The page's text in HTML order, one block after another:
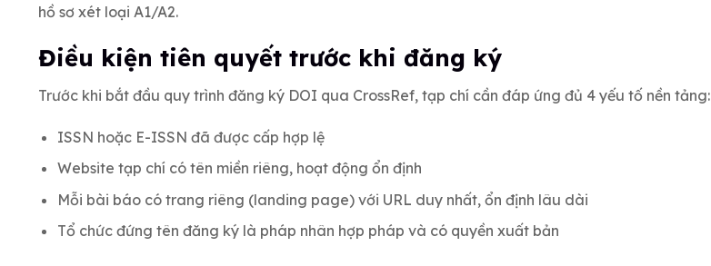
hồ sơ xét loại A1/A2.
Điều kiện tiên quyết trước khi đăng ký
Trước khi bắt đầu quy trình đăng ký DOI qua CrossRef, tạp chí cần đáp ứng đủ 4 yếu tố nền tảng:
ISSN hoặc E-ISSN đã được cấp hợp lệ
Website tạp chí có tên miền riêng, hoạt động ổn định
Mỗi bài báo có trang riêng (landing page) với URL duy nhất, ổn định lâu dài
Tổ chức đứng tên đăng ký là pháp nhân hợp pháp và có quyền xuất bản